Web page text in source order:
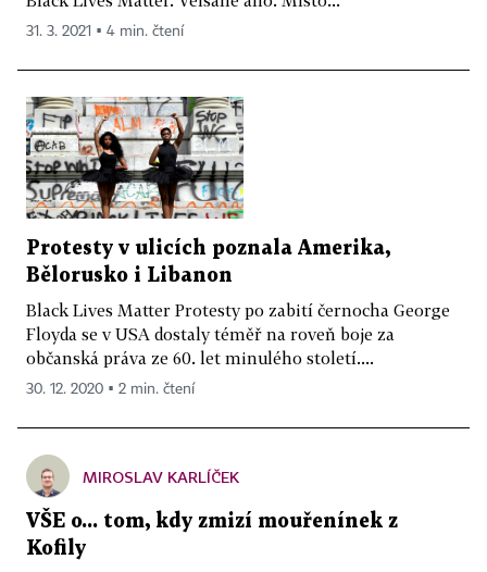
31. 3. 2021 ▪ 4 min. čtení
Protesty v ulicích poznala Amerika,
Bělorusko i Libanon
Black Lives Matter Protesty po zabití černocha George
Floyda se v USA dostaly téměř na roveň boje za
občanská práva ze 60. let minulého století....
30. 12. 2020 ▪ 2 min. čtení
MIROSLAV KARLÍČEK
VŠE o... tom, kdy zmizí mouřenínek z
Kofily